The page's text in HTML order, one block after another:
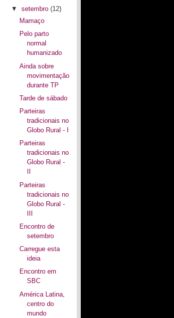
▼setembro(12)
Mamaço
Pelo parto
normal
humanizado
Ainda sobre
movimentação
durante TP
Tarde de sábado
Parteiras
tradicionais no
Globo Rural - I
Parteiras
tradicionais no
Globo Rural -
Parteiras
tradicionais no
Globo Rural -
III
Encontro de
setembro
Carregue esta
ideia
Encontro em
SBC
América Latina,
centro do
mundo